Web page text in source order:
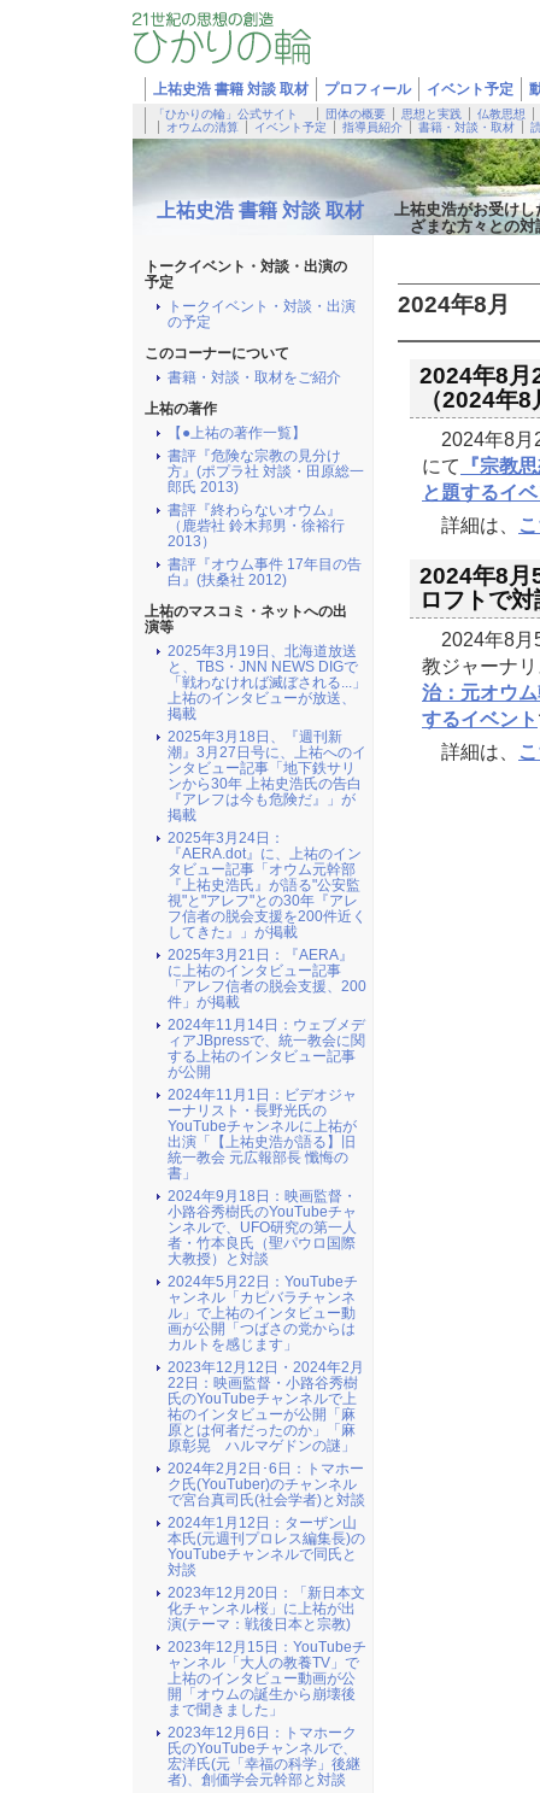
上祐史浩 書籍 対談 取材 プロフィール イベント予定
「ひかりの輪」公式サイト 団体の概要 思想と実践
仏教思想
オウムの清算
イベント予定 指導員紹介 書籍・対談・取材
上祐史浩 書籍 対談 取材
上祐史浩がお受け
ざまな方々との
2024年8月
2024年8月
（2024年
2024年8月
にて
『宗教
と題するイ
詳細は、
2024年8月
ロフトで
2024年8月
教ジャーナ
治：元オウ
するイベント
詳細は、
トークイベント・対談・出演の
予定
トークイベント・対談・出演
の予定
このコーナーについて
書籍・対談・取材をご紹介
上祐の著作
【●上祐の著作一覧】
書評『危険な宗教の見分け
方』(ポプラ社 対談・田原総一
郎氏 2013)
書評『終わらないオウム』
（鹿砦社 鈴木邦男・徐裕行
2013）
書評『オウム事件 17年目の告
白』(扶桑社 2012)
上祐のマスコミ・ネットへの出
演等
2025年3月19日、北海道放送
と、TBS・JNN NEWS DIGで
「戦わなければ滅ぼされる...」
上祐のインタビューが放送、
掲載
2025年3月18日、『週刊新
潮』3月27日号に、上祐へのイ
ンタビュー記事「地下鉄サリ
ンから30年 上祐史浩氏の告白
『アレフは今も危険だ』」が
掲載
2025年3月24日：
『AERA.dot』に、上祐のイン
タビュー記事「オウム元幹部
『上祐史浩氏』が語る"公安監
視"と"アレフ"との30年『アレ
フ信者の脱会支援を200件近く
してきた』」が掲載
2025年3月21日：『AERA』
に上祐のインタビュー記事
「アレフ信者の脱会支援、200
件」が掲載
2024年11月14日：ウェブメデ
ィアJBpressで、統一教会に関
する上祐のインタビュー記事
が公開
2024年11月1日：ビデオジャ
ーナリスト・長野光氏の
YouTubeチャンネルに上祐が
出演「【上祐史浩が語る】旧
統一教会 元広報部長 懺悔の
書」
2024年9月18日：映画監督・
小路谷秀樹氏のYouTubeチャ
ンネルで、UFO研究の第一人
者・竹本良氏（聖パウロ国際
大教授）と対談
2024年5月22日：YouTubeチ
ャンネル「カピバラチャンネ
ル」で上祐のインタビュー動
画が公開「つばさの党からは
カルトを感じます」
2023年12月12日・2024年2月
22日：映画監督・小路谷秀樹
氏のYouTubeチャンネルで上
祐のインタビューが公開「麻
原とは何者だったのか」「麻
原彰晃 ハルマゲドンの謎」
2024年2月2日･6日：トマホー
ク氏(YouTuber)のチャンネル
で宮台真司氏(社会学者)と対談
2024年1月12日：ターザン山
本氏(元週刊プロレス編集長)の
YouTubeチャンネルで同氏と
対談
2023年12月20日：「新日本文
化チャンネル桜」に上祐が出
演(テーマ：戦後日本と宗教)
2023年12月15日：YouTubeチ
ャンネル「大人の教養TV」で
上祐のインタビュー動画が公
開「オウムの誕生から崩壊後
まで聞きました」
2023年12月6日：トマホーク
氏のYouTubeチャンネルで、
宏洋氏(元「幸福の科学」後継
者)、創価学会元幹部と対談